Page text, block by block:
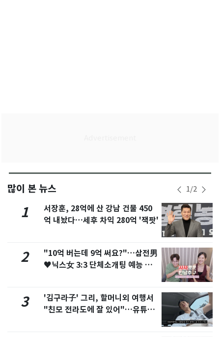
많이 본 뉴스 1/2
1
서장훈, 28억에 산 강남 건물 450
억 내놨다…세후 차익 280억 '잭팟'
2
"10억 버는데 9억 써요?"…삼전男
♥닉스女 3:3 단체소개팅 예능 화
3
'김구라子' 그리, 할머니외 여행서
"친모 전라도에 잘 있어"…유튜브